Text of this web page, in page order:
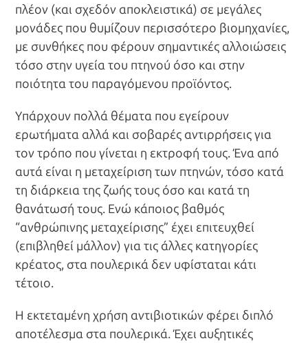
πλέον (και σχεδόν αποκλειστικά) σε μεγάλες
μονάδες που θυμίζουν περισσότερο βιομηχανίες,
με συνθήκες που φέρουν σημαντικές αλλοιώσεις
τόσο στην υγεία του πτηνού όσο και στην
ποιότητα του παραγόμενου προϊόντος.
Υπάρχουν πολλά θέματα που εγείρουν
ερωτήματα αλλά και σοβαρές αντιρρήσεις για
τον τρόπο που γίνεται η εκτροφή τους. Ένα από
αυτά είναι η μεταχείριση των πτηνών, τόσο κατά
τη διάρκεια της ζωής τους όσο και κατά τη
θανάτωσή τους. Ενώ κάποιος βαθμός
“ανθρώπινης μεταχείρισης” έχει επιτευχθεί
(επιβληθεί μάλλον) για τις άλλες κατηγορίες
κρέατος, στα πουλερικά δεν υφίσταται κάτι
τέτοιο.
Η εκτεταμένη χρήση αντιβιοτικών φέρει διπλό
αποτέλεσμα στα πουλερικά. Έχει αυξητικές